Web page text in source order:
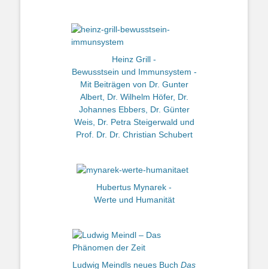
Heinz Grill -
Bewusstsein und Immunsystem -
Mit Beiträgen von Dr. Gunter
Albert, Dr. Wilhelm Höfer, Dr.
Johannes Ebbers, Dr. Günter
Weis, Dr. Petra Steigerwald und
Prof. Dr. Dr. Christian Schubert
Hubertus Mynarek -
Werte und Humanität
Ludwig Meindls neues Buch Das